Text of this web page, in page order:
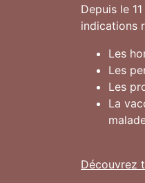
Depuis le
indications
Les
Les
Les
La
Découvrez